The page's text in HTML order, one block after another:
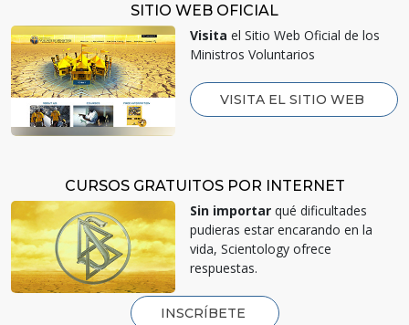
SITIO WEB OFICIAL
Visita el Sitio Web Oficial de los
Ministros Voluntarios
VISITA EL SITIO WEB
CURSOS GRATUITOS POR INTERNET
Sin importar qué dificultades
pudieras estar encarando en la
vida, Scientology ofrece
respuestas.
INSCRÍBETE